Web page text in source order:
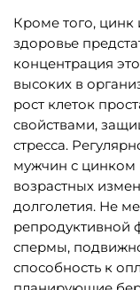
Кроме того, цинк
здоровье
концентрация
высоких в
рост клеток
свойствами,
стресса.
мужчин с цинком
возрастных
долголетия. Не
репродуктивной
спермы,
способность к